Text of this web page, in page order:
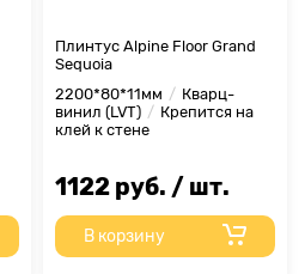
Плинтус Alpine Floor Grand
Sequoia
2200*80*11мм
Кварц-
винил (LVT)
Крепится на
клей к стене
1122 руб. / шт.
В корзину